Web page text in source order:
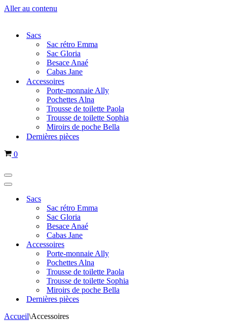
Aller au contenu
Sacs
Sac rétro Emma
Sac Gloria
Besace Anaé
Cabas Jane
Accessoires
Porte-monnaie Ally
Pochettes Alna
Trousse de toilette Paola
Trousse de toilette Sophia
Miroirs de poche Bella
Dernières pièces
Panier
0
Menu
de
Menu
navigation
Sacs
Sac rétro Emma
Sac Gloria
Besace Anaé
Cabas Jane
Accessoires
Porte-monnaie Ally
Pochettes Alna
Trousse de toilette Paola
Trousse de toilette Sophia
Miroirs de poche Bella
Dernières pièces
Accueil\Accessoires